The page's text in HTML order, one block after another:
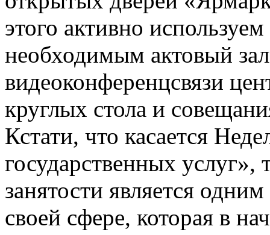
этого активно
необходимым актовый
видеоконференцсвязи
круглых стола и
Кстати, что касается
государственных услуг»,
занятости является
своей сфере, которая в